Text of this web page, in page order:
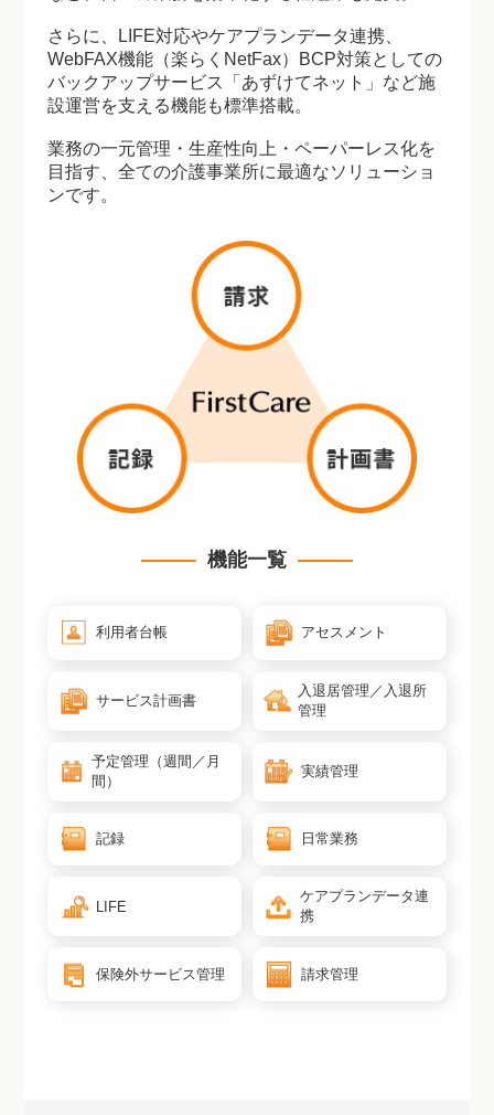
さらに、LIFE対応やケアプランデータ連携、
WebFAX機能（楽らくNetFax）BCP対策としての
バックアップサービス「あずけてネット」など施
設運営を支える機能も標準搭載。
業務の一元管理・生産性向上・ペーパーレス化を
目指す、全ての介護事業所に最適なソリューショ
ンです。
機能一覧
利用者台帳 アセスメント
サービス計画書
入退居管理／入退所
管理
予定管理（週間／月
間）
実績管理
記録 日常業務
LIFE
ケアプランデータ連
携
保険外サービス管理 請求管理